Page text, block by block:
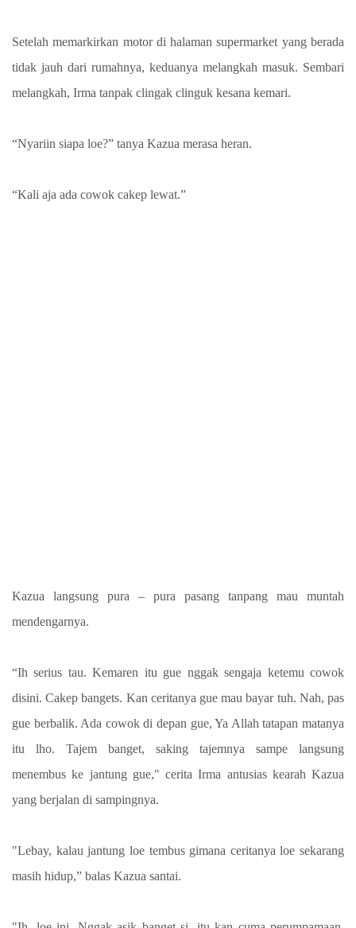
Setelah memarkirkan motor di halaman supermarket yang berada
tidak jauh dari rumahnya, keduanya melangkah masuk. Sembari
melangkah, Irma tanpak clingak clinguk kesana kemari.
“Nyariin siapa loe?” tanya Kazua merasa heran.
“Kali aja ada cowok cakep lewat.”
Kazua langsung pura – pura pasang tanpang mau muntah
mendengarnya.
“Ih serius tau. Kemaren itu gue nggak sengaja ketemu cowok
disini. Cakep bangets. Kan ceritanya gue mau bayar tuh. Nah, pas
gue berbalik. Ada cowok di depan gue, Ya Allah tatapan matanya
itu lho. Tajem banget, saking tajemnya sampe langsung
menembus ke jantung gue," cerita Irma antusias kearah Kazua
yang berjalan di sampingnya.
"Lebay, kalau jantung loe tembus gimana ceritanya loe sekarang
masih hidup,” balas Kazua santai.